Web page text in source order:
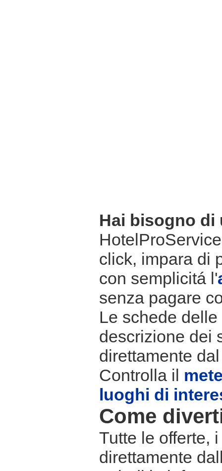
Hai bisogno di
click, impara di
con semplicitá l'
senza pagare
Le schede
descrizione dei
direttamente
Controlla il
luoghi di
Come
Tutte le offerte,
direttamente